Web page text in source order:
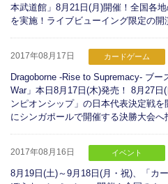
本武道館」8月21日(月)開催！全国各
を実施！ライブビューイング限定の開
2017年08月17日 カードゲーム
Dragoborne -Rise to Supremacy- ブ
War」本日8月17日(木)発売！ 8月27
ンピオンシップ」の日本代表決定戦
にシンガポールで開催する決勝大会へ
2017年08月16日 イベント
8月19日(土)～9月18日(月・祝)、「カ